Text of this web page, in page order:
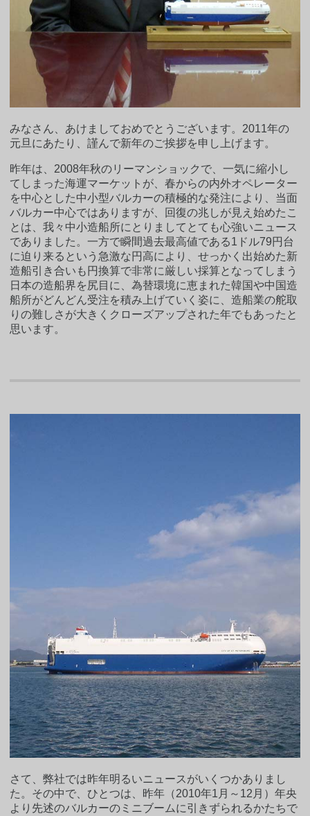
みなさん、あけましておめでとうございます。2011年の
元旦にあたり、謹んで新年のご挨拶を申し上げます。
昨年は、2008年秋のリーマンショックで、一気に縮小し
てしまった海運マーケットが、春からの内外オペレーター
を中心とした中小型バルカーの積極的な発注により、当面
バルカー中心ではありますが、回復の兆しが見え始めたこ
とは、我々中小造船所にとりましてとても心強いニュース
でありました。一方で瞬間過去最高値である1ドル79円台
に迫り来るという急激な円高により、せっかく出始めた新
造船引き合いも円換算で非常に厳しい採算となってしまう
日本の造船界を尻目に、為替環境に恵まれた韓国や中国造
船所がどんどん受注を積み上げていく姿に、造船業の舵取
りの難しさが大きくクローズアップされた年でもあったと
思います。
さて、弊社では昨年明るいニュースがいくつかありまし
た。その中で、ひとつは、昨年（2010年1月～12月）年央
より先述のバルカーのミニブームに引きずられるかたちで